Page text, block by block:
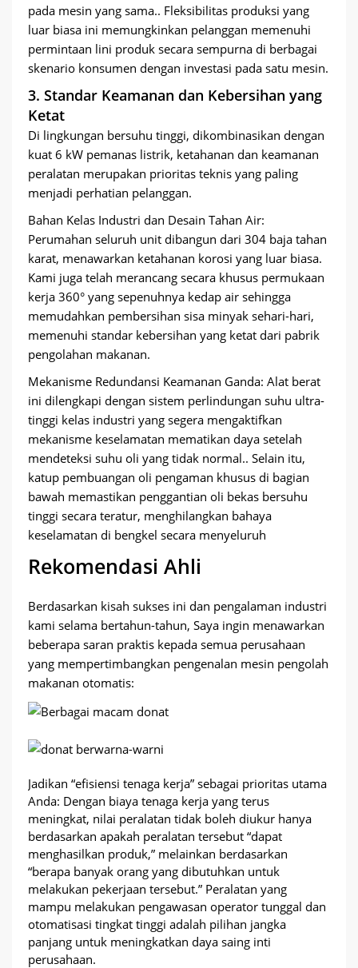
pada mesin yang sama.. Fleksibilitas produksi yang
luar biasa ini memungkinkan pelanggan memenuhi
permintaan lini produk secara sempurna di berbagai
skenario konsumen dengan investasi pada satu mesin.
3. Standar Keamanan dan Kebersihan yang
Ketat
Di lingkungan bersuhu tinggi, dikombinasikan dengan
kuat 6 kW pemanas listrik, ketahanan dan keamanan
peralatan merupakan prioritas teknis yang paling
menjadi perhatian pelanggan.
Bahan Kelas Industri dan Desain Tahan Air:
Perumahan seluruh unit dibangun dari 304 baja tahan
karat, menawarkan ketahanan korosi yang luar biasa.
Kami juga telah merancang secara khusus permukaan
kerja 360° yang sepenuhnya kedap air sehingga
memudahkan pembersihan sisa minyak sehari-hari,
memenuhi standar kebersihan yang ketat dari pabrik
pengolahan makanan.
Mekanisme Redundansi Keamanan Ganda: Alat berat
ini dilengkapi dengan sistem perlindungan suhu ultra-
tinggi kelas industri yang segera mengaktifkan
mekanisme keselamatan mematikan daya setelah
mendeteksi suhu oli yang tidak normal.. Selain itu,
katup pembuangan oli pengaman khusus di bagian
bawah memastikan penggantian oli bekas bersuhu
tinggi secara teratur, menghilangkan bahaya
keselamatan di bengkel secara menyeluruh
Rekomendasi Ahli
Berdasarkan kisah sukses ini dan pengalaman industri
kami selama bertahun-tahun, Saya ingin menawarkan
beberapa saran praktis kepada semua perusahaan
yang mempertimbangkan pengenalan mesin pengolah
makanan otomatis:
Jadikan “efisiensi tenaga kerja” sebagai prioritas utama
Anda: Dengan biaya tenaga kerja yang terus
meningkat, nilai peralatan tidak boleh diukur hanya
berdasarkan apakah peralatan tersebut “dapat
menghasilkan produk,” melainkan berdasarkan
“berapa banyak orang yang dibutuhkan untuk
melakukan pekerjaan tersebut.” Peralatan yang
mampu melakukan pengawasan operator tunggal dan
otomatisasi tingkat tinggi adalah pilihan jangka
panjang untuk meningkatkan daya saing inti
perusahaan.